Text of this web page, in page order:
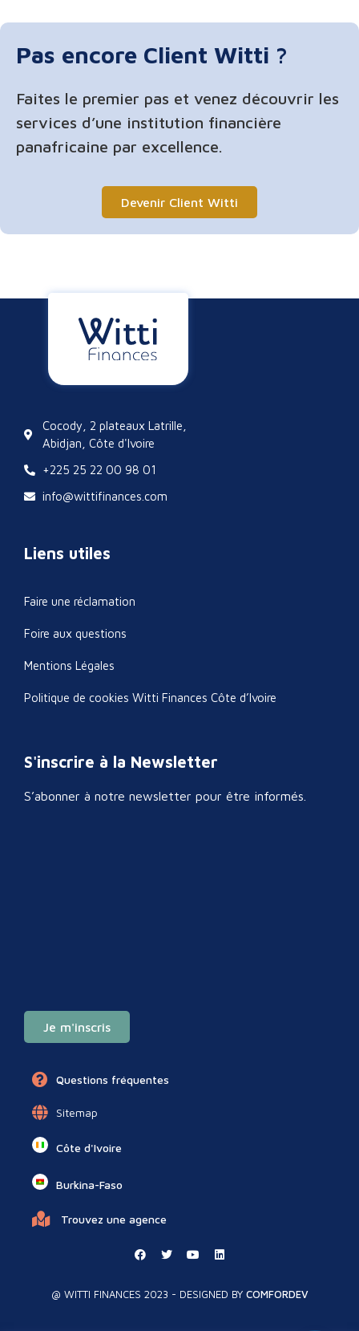
Pas encore Client Witti ?
Faites le premier pas et venez découvrir les
services d’une institution financière
panafricaine par excellence.
Devenir Client Witti
Cocody, 2 plateaux Latrille,
Abidjan, Côte d'Ivoire
+225 25 22 00 98 01
info@wittifinances.com
Liens utiles
Faire une réclamation
Foire aux questions
Mentions Légales
Politique de cookies Witti Finances Côte d’Ivoire
S'inscrire à la Newsletter
S’abonner à notre newsletter pour être informés.
Je m'inscris
Questions fréquentes
Sitemap
Côte d'Ivoire
Burkina-Faso
Trouvez une agence
@ WITTI FINANCES 2023 - DESIGNED BY COMFORDEV